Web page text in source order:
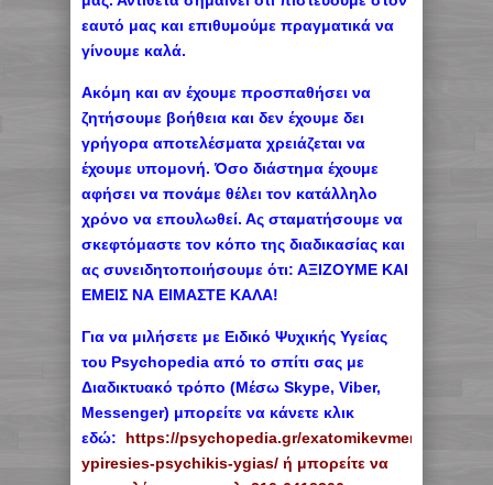
εαυτό μας και επιθυμούμε πραγματικά να
γίνουμε καλά.
Ακόμη και αν έχουμε προσπαθήσει να
ζητήσουμε βοήθεια και δεν έχουμε δει
γρήγορα αποτελέσματα χρειάζεται να
έχουμε υπομονή. Όσο διάστημα έχουμε
αφήσει να πονάμε θέλει τον κατάλληλο
χρόνο να επουλωθεί. Ας σταματήσουμε να
σκεφτόμαστε τον κόπο της διαδικασίας και
ας συνειδητοποιήσουμε ότι: ΑΞΙΖΟΥΜΕ ΚΑΙ
ΕΜΕΙΣ ΝΑ ΕΙΜΑΣΤΕ ΚΑΛΑ!
Για να μιλήσετε με Ειδικό Ψυχικής Υγείας
του Psychopedia από το σπίτι σας με
Διαδικτυακό τρόπο (Mέσω Skype, Viber,
Messenger) μπορείτε να κάνετε κλικ
εδώ: https://psychopedia.gr/exatomikevmenes-
ypiresies-psychikis-ygias/ ή μπορείτε να